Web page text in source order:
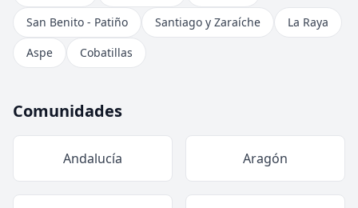
San Benito - Patiño
Santiago y Zaraíche
La Raya
Aspe
Cobatillas
Comunidades
Andalucía Aragón